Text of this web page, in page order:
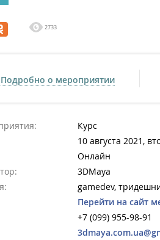
2733
Подробно о мероприятии
Курс
10 августа 2021,
Онлайн
3DMaya
gamedev,
Перейти на сайт
+7 (099) 955-98-91